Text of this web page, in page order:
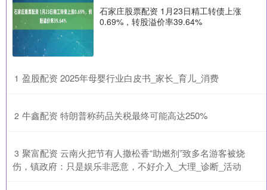
石家庄股票配资 1月23日精工转债上涨
0.69%，转股溢价率39.64%
1 ​盈股配资 2025年母婴行业白皮书_家长_育儿_消费
2 ​牛鑫配资 特朗普称药品关税最终可能高达250%
3 ​聚富配资 云南火把节有人撒松香“助燃剂”致多名游客被烧
伤，镇政府：只是娱乐非恶意，不好介入_大理_诊断_活动